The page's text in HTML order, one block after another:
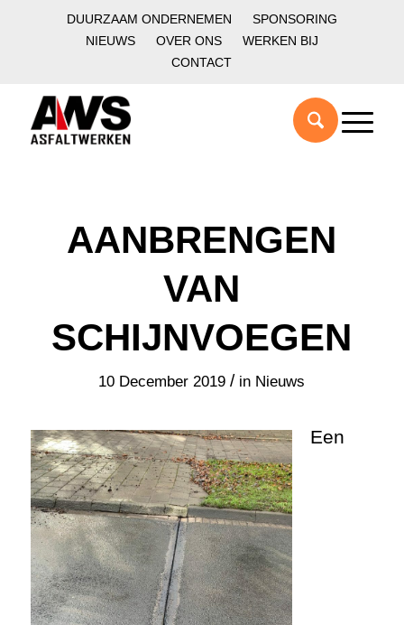
DUURZAAM ONDERNEMEN
SPONSORING
NIEUWS
OVER ONS
WERKEN BIJ
CONTACT
AANBRENGEN
VAN
SCHIJNVOEGEN
10 December 2019 / in Nieuws
Een